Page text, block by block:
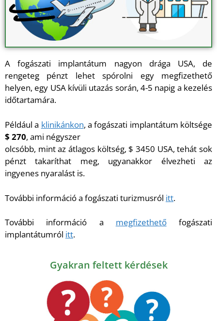
A fogászati implantátum nagyon drága USA, de
rengeteg pénzt lehet spórolni egy megfizethető
helyen, egy USA kívüli utazás során, 4-5 napig a kezelés
időtartamára.
Például a klinikánkon, a fogászati implantátum költsége
$ 270, ami négyszer
olcsóbb, mint az átlagos költség, $ 3450 USA, tehát sok
pénzt takaríthat meg, ugyanakkor élvezheti az
ingyenes nyaralást is.
További információ a fogászati turizmusról itt.
További információ a megfizethetőfogászati
implantátumról itt.
Gyakran feltett kérdések